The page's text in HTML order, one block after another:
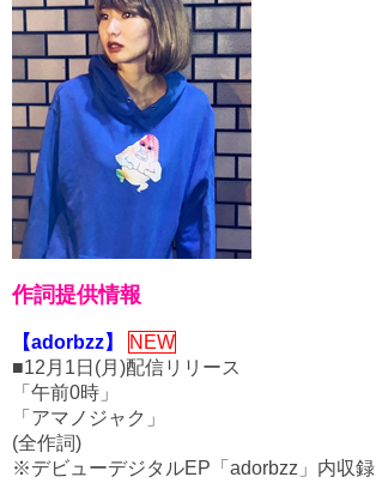
作詞提供情報
【adorbzz】
NEW
■12月1日(月)配信リリース
「午前0時」
「アマノジャク」
(全作詞)
※デビューデジタルEP「adorbzz」内収録